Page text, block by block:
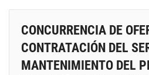
CONCURRENCIA DE
CONTRATACIÓN DEL
MANTENIMIENTO DEL